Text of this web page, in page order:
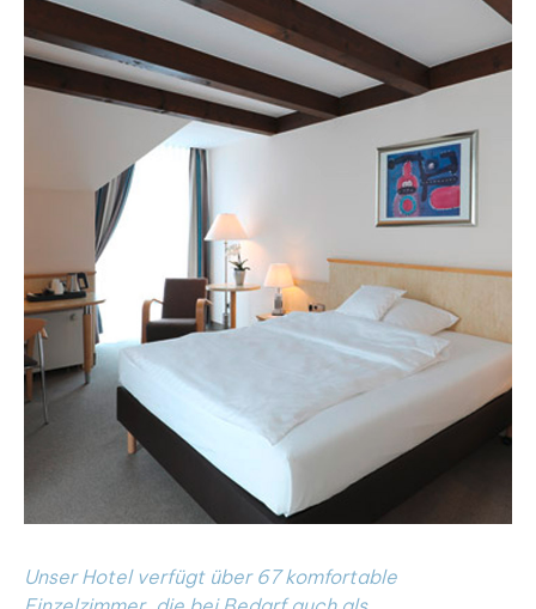
Unser Hotel verfügt über 67 komfortable